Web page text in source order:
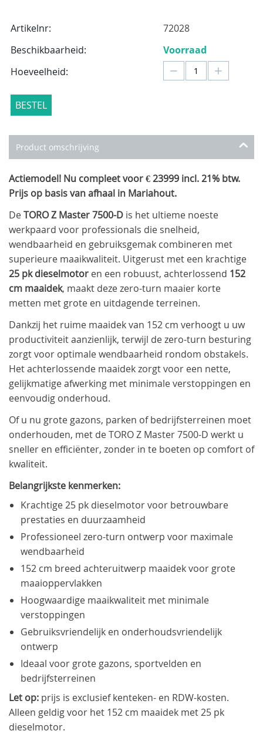
Artikelnr:
72028
Beschikbaarheid:
Voorraad
Hoeveelheid:
+
−
BESTEL
Product omschrijving
Actiemodel! Nu compleet voor € 23999 incl. 21% btw.
Prijs op basis van afhaal in Mariahout.
DeTORO Z Master 7500-D is het ultieme noeste
werkpaard voor professionals die snelheid,
wendbaarheid en gebruiksgemak combineren met
superieure maaikwaliteit. Uitgerust met een krachtige
25 pk dieselmotor en een robuust, achterlossend 152
cm maaidek, maakt deze zero-turn maaier korte
metten met grote en uitdagende terreinen.
Dankzij het ruime maaidek van 152 cm verhoogt u uw
productiviteit aanzienlijk, terwijl de zero-turn besturing
zorgt voor optimale wendbaarheid rondom obstakels.
Het achterlossende maaidek zorgt voor een nette,
gelijkmatige afwerking met minimale verstoppingen en
eenvoudig onderhoud.
Of u nu grote gazons, parken of bedrijfsterreinen moet
onderhouden, met de TORO Z Master 7500-D werkt u
sneller en efficiënter, zonder in te boeten op comfort of
kwaliteit.
Belangrijkste kenmerken:
Krachtige 25 pk dieselmotor voor betrouwbare
prestaties en duurzaamheid
Professioneel zero-turn ontwerp voor maximale
wendbaarheid
152 cm breed achteruitwerp maaidek voor grote
maaioppervlakken
Hoogwaardige maaikwaliteit met minimale
verstoppingen
Gebruiksvriendelijk en onderhoudsvriendelijk
ontwerp
Ideaal voor grote gazons, sportvelden en
bedrijfsterreinen
Let op: prijs is exclusief kenteken- en RDW-kosten.
Alleen geldig voor het 152 cm maaidek met 25 pk
dieselmotor.